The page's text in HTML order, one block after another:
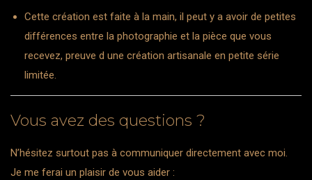
Cette création est faite à la main, il peut y a avoir de petites
différences entre la photographie et la pièce que vous
recevez, preuve d une création artisanale en petite série
limitée.
Vous avez des questions ?
N’hésitez surtout pas à communiquer directement avec moi.
Je me ferai un plaisir de vous aider :